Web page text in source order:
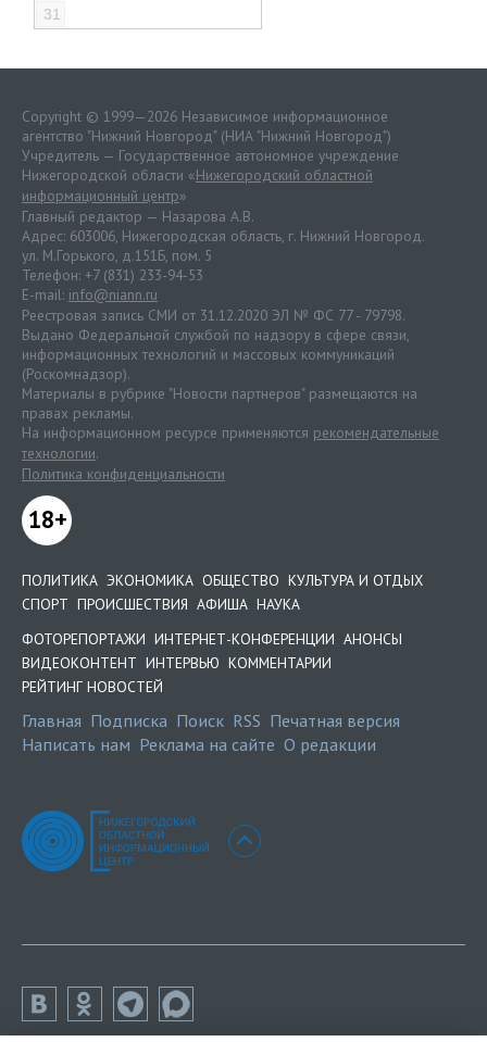
31
Copyright © 1999—2026 Независимое информационное
агентство "Нижний Новгород" (НИА "Нижний Новгород")
Учредитель — Государственное автономное учреждение
Нижегородской области «Нижегородский областной
информационный центр»
Главный редактор — Назарова А.В.
Адрес: 603006, Нижегородская область, г. Нижний Новгород.
ул. М.Горького, д.151Б, пом. 5
Телефон: +7 (831) 233-94-53
E-mail: info@niann.ru
Реестровая запись СМИ от 31.12.2020 ЭЛ № ФС 77 - 79798.
Выдано Федеральной службой по надзору в сфере связи,
информационных технологий и массовых коммуникаций
(Роскомнадзор).
Материалы в рубрике "Новости партнеров" размещаются на
правах рекламы.
На информационном ресурсе применяются рекомендательные
технологии.
Политика конфиденциальности
18+
ПОЛИТИКА ЭКОНОМИКА ОБЩЕСТВО КУЛЬТУРА И ОТДЫХ
СПОРТ ПРОИСШЕСТВИЯ АФИША НАУКА
ФОТОРЕПОРТАЖИ ИНТЕРНЕТ-КОНФЕРЕНЦИИ АНОНСЫ
ВИДЕОКОНТЕНТ ИНТЕРВЬЮ КОММЕНТАРИИ
РЕЙТИНГ НОВОСТЕЙ
Главная Подписка Поиск RSS Печатная версия
Написать нам Реклама на сайте О редакции